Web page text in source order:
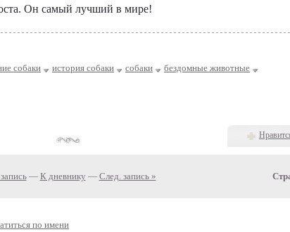
Он самый лучший в мире!
собаки история собаки собаки бездомные животные
— К дневнику — След. запись »
по имени